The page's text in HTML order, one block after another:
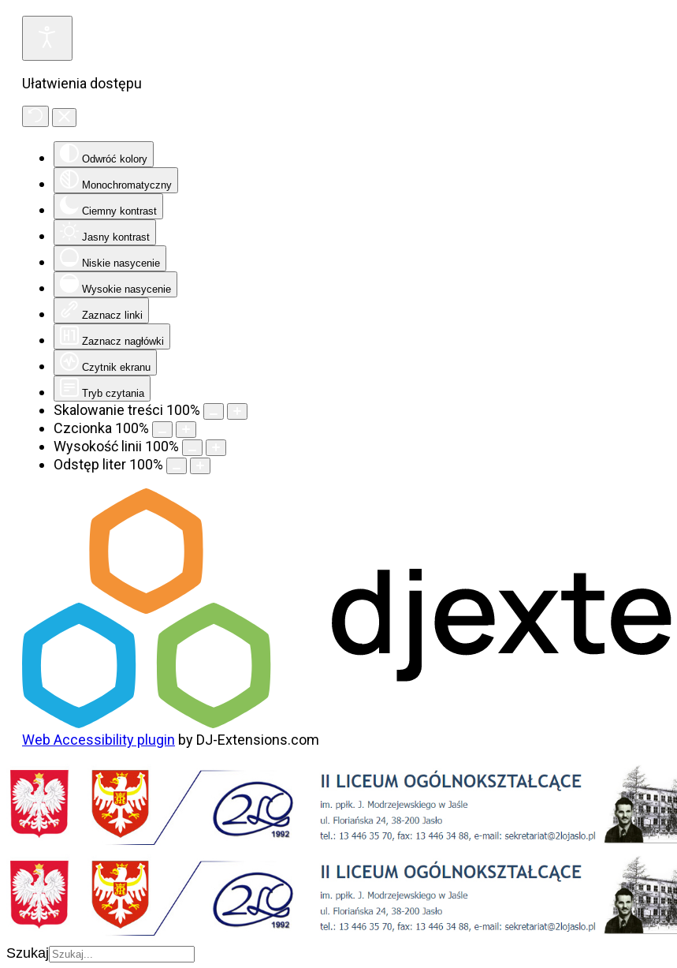
Ułatwienia dostępu
Odwróć kolory
Monochromatyczny
Ciemny kontrast
Jasny kontrast
Niskie nasycenie
Wysokie nasycenie
Zaznacz linki
Zaznacz nagłówki
Czytnik ekranu
Tryb czytania
Skalowanie treści 100%
Czcionka 100%
Wysokość linii 100%
Odstęp liter 100%
Web Accessibility plugin by DJ-Extensions.com
Szukaj